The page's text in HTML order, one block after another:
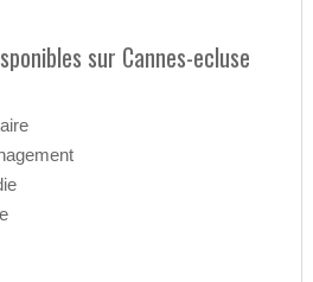
sur Cannes-ecluse